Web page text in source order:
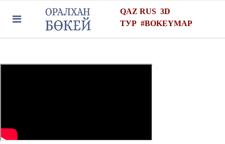
QAZ RUS 3D
ТУР #BOKEYMAP